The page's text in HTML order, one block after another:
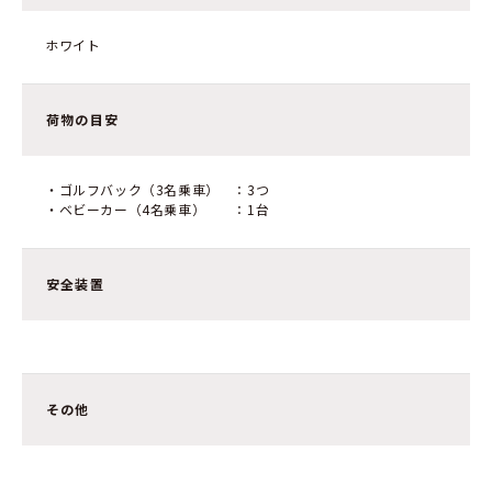
ホワイト
荷物の目安
・ゴルフバック（3名乗車） ：3つ
・ベビーカー（4名乗車） ：1台
安全装置
その他